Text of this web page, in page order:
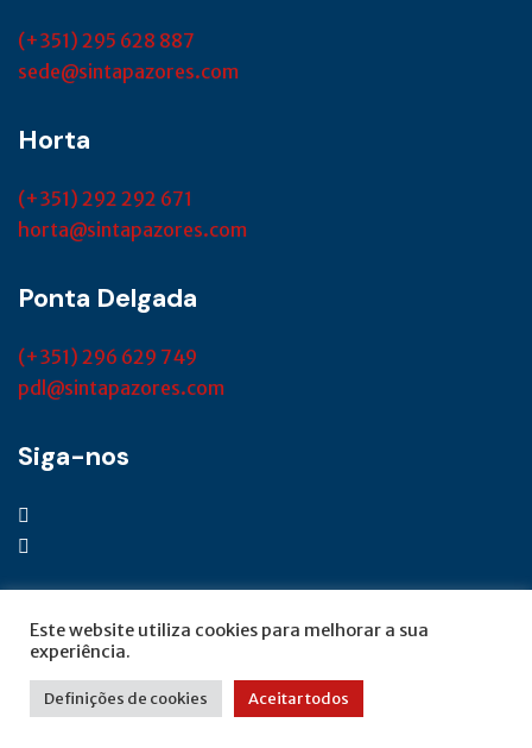
(+351) 295 628 887
sede@sintapazores.com
Horta
(+351) 292 292 671
horta@sintapazores.com
Ponta Delgada
(+351) 296 629 749
pdl@sintapazores.com
Siga-nos
© SINTAP Açores 2022 | Desenvolvido por
this.functional
Este website utiliza cookies para melhorar a sua
experiência.
Definições de cookies Aceitar todos